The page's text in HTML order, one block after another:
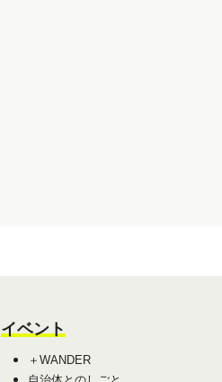
イベント
＋WANDER